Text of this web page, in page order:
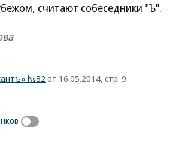
считают собеседники "Ъ".
№82 от 16.05.2014, стр. 9